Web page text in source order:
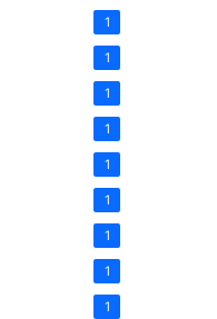
1
1
1
1
1
1
1
1
1